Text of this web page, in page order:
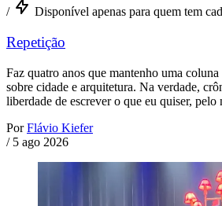
/ Disponível apenas para quem tem
Repetição
Faz quatro anos que mantenho uma
sobre cidade e arquitetura. Na verdade,
liberdade de escrever o que eu quiser, pelo
Por Flávio Kiefer
/ 5 ago 2026